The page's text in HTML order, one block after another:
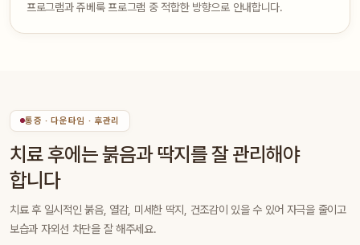
프로그램과 쥬베룩 프로그램 중 적합한 방향으로 안내합니다.
통증 · 다운타임 · 후관리
치료 후에는 붉음과 딱지를 잘 관리해야
합니다
치료 후 일시적인 붉음, 열감, 미세한 딱지, 건조감이 있을 수 있어 자극을 줄이고
보습과 자외선 차단을 잘 해주세요.